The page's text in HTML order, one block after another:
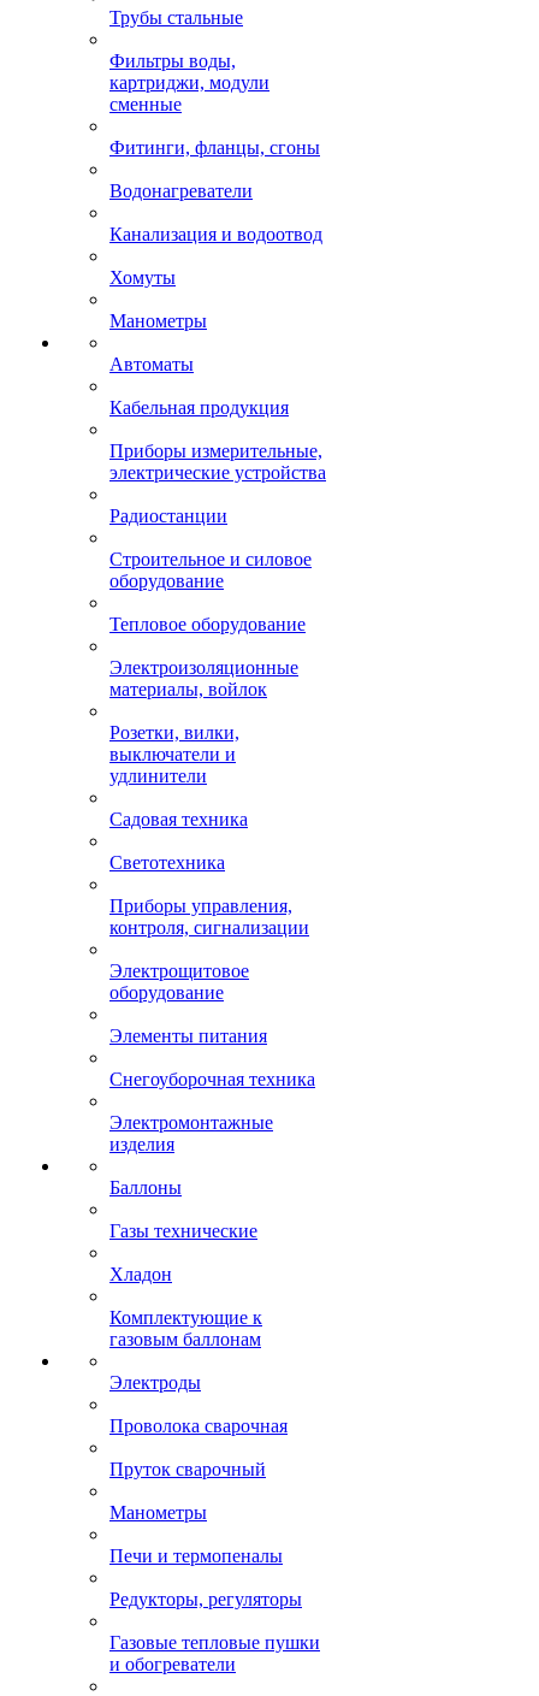
Трубы стальные
Фильтры воды,
картриджи, модули
сменные
Фитинги, фланцы, сгоны
Водонагреватели
Канализация и водоотвод
Хомуты
Манометры
Автоматы
Кабельная продукция
Приборы измерительные,
электрические устройства
Радиостанции
Строительное и силовое
оборудование
Тепловое оборудование
Электроизоляционные
материалы, войлок
Розетки, вилки,
выключатели и
удлинители
Садовая техника
Светотехника
Приборы управления,
контроля, сигнализации
Электрощитовое
оборудование
Элементы питания
Снегоуборочная техника
Электромонтажные
изделия
Баллоны
Газы технические
Хладон
Комплектующие к
газовым баллонам
Электроды
Проволока сварочная
Пруток сварочный
Манометры
Печи и термопеналы
Редукторы, регуляторы
Газовые тепловые пушки
и обогреватели